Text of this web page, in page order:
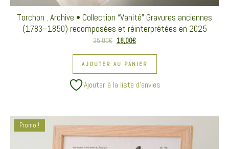
Torchon . Archive • Collection “Vanité” Gravures anciennes
(1783–1850) recomposées et réinterprétées en 2025
35,00€ Le prix initial était : 35,00€.
18,00€Le prix actuel est : 18,00€.
AJOUTER AU PANIER
Ajouter à la liste d’envies
Promo !